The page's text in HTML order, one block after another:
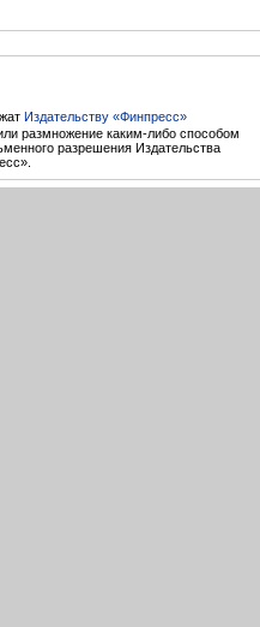
Издательству «Финпресс»
размножение каким-либо способом
разрешения Издательства